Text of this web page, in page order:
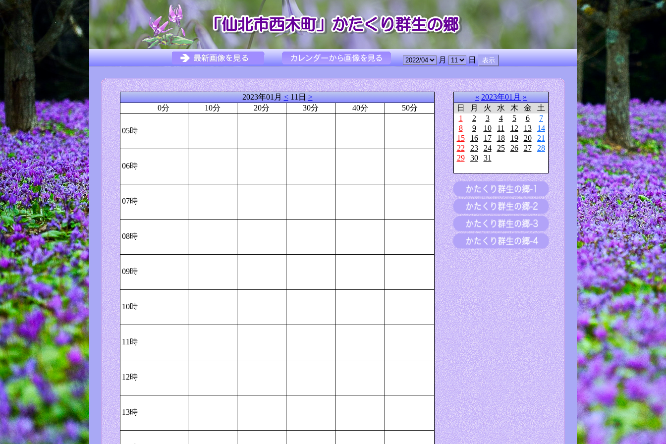
月 日
2023年01月<11日>
0分
10分 20分 30分 40分 50分
05時
06時
07時
08時
09時
10時
11時
12時
13時
« 2023年01月 »
日
月 火 水 木 金
土
1
2 3 4 5 6
7
8
9 10 11 12 13
14
15
16 17 18 19 20
21
22
23 24 25 26 27
28
29
30 31